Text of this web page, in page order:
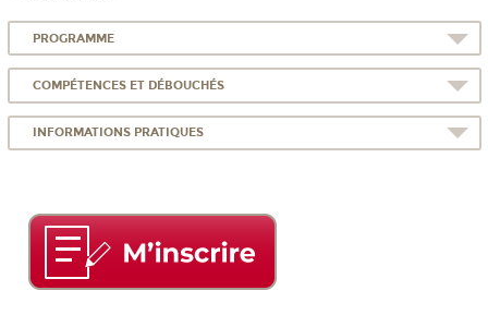
PROGRAMME
COMPÉTENCES ET DÉBOUCHÉS
INFORMATIONS PRATIQUES